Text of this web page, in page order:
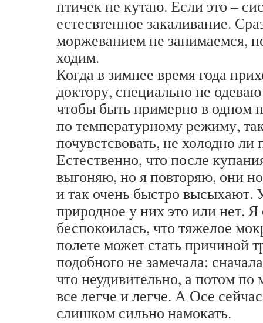
птичек не кутаю. Если это –
естесвтенное закаливание.
моржеванием не занимаемся,
ходим.
Когда в зимнее время года
доктору, специально не
чтобы быть примерно в одном
по температурному режиму,
почувстсвовать, не холодно ли
Естественно, что после
выгоняю, но я повторяю, они
и так очень быстро высыхают.
природное у них это или нет. Я
беспокоилась, что тяжелое
полете может стать причиной
подобного не замечала:
что неудивительно, а потом
все легче и легче. А Осе
слишком сильно намокать.